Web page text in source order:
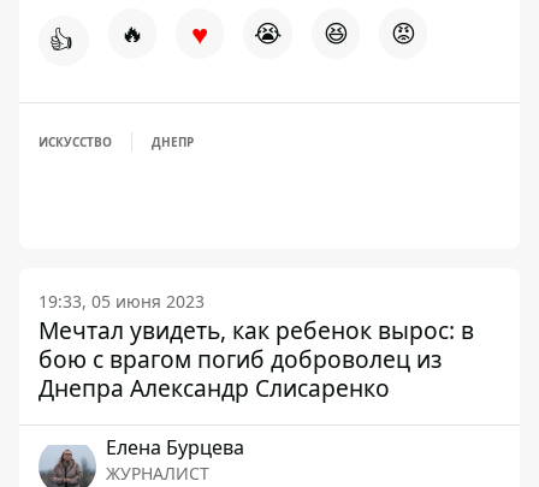
👍 🔥 ♥ 😭 😆 😡
ИСКУССТВО ДНЕПР
19:33, 05 июня 2023
Мечтал увидеть, как ребенок вырос: в
бою с врагом погиб доброволец из
Днепра Александр Слисаренко
Елена Бурцева
ЖУРНАЛИСТ